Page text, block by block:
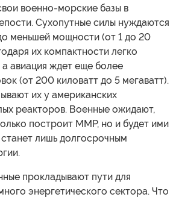
военно-морские базы в
Сухопутные силы нуждаются
меньшей мощности (от 1 до 20
их компактности легко
авиация ждет еще более
(от 200 киловатт до 5 мегаватт).
их у американских
реакторов. Военные ожидают,
построит ММР, но и будет ими
лишь долгосрочным
прокладывают пути для
энергетического сектора. Что